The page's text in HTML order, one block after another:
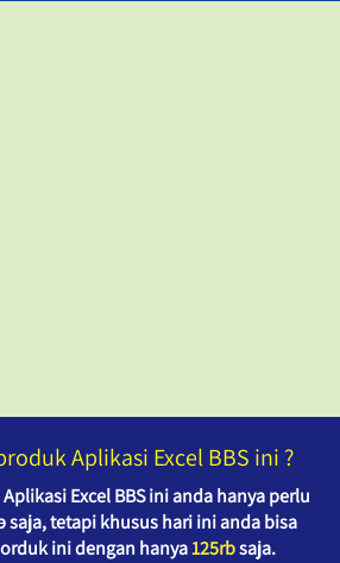
Aplikasi Excel BBS ini ?
Excel BBS ini anda hanya perlu
saja, tetapi khusus hari ini anda bisa
ini dengan hanya 125rb saja.